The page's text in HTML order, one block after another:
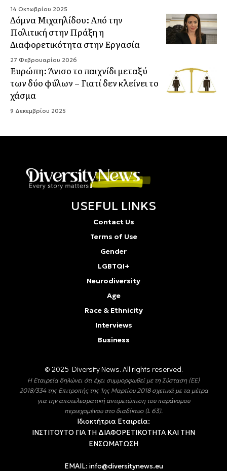
14 Οκτωβρίου 2025
Δόμνα Μιχαηλίδου: Από την
Πολιτική στην Πράξη η
Διαφορετικότητα στην Εργασία
27 Φεβρουαρίου 2026
Ευρώπη: Άνισο το παιχνίδι μεταξύ
των δύο φύλων – Γιατί δεν κλείνει το
χάσμα
9 Δεκεμβρίου 2025
USEFUL LINKS
Contact Us
Terms of Use
Gender
LGBTQI+
Neurodiversity
Age
Race & Ethnicity
Interviews
Business
© 2025 Diversity Νews. All rights reserved.
Η Εταιρεία δηλώνει ότι έχει συμμορφωθεί με τη Σύσταση (ΕΕ)
2018/334 της Επιτροπής της 1ης Μαρτίου 2018 σχετικά με τα μέτρα
για την αποτελεσματική αντιμετώπιση του παράνομου
περιεχομένου στο διαδίκτυο (L 63).
Ιδιοκτήτρια Εταιρεία:
ΙΝΣΤΙΤΟΥΤΟ ΓΙΑ ΤΗ ΔΙΑΦΟΡΕΤΙΚΟΤΗΤΑ ΚΑΙ ΤΗΝ
ΕΝΣΩΜΑΤΩΣΗ
EMAIL: info@diversitynews.eu